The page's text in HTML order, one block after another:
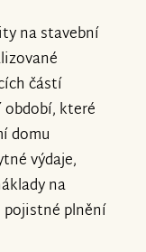
na stavební
částí
které
domu
výdaje,
na
pojistné plnění